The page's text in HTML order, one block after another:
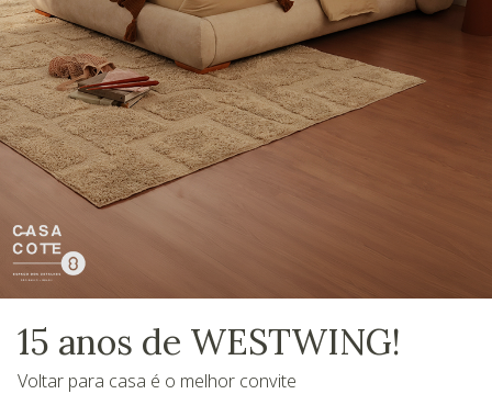
15 anos de WESTWING!
Voltar para casa é o melhor convite